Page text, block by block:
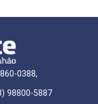
0388,
98800-5887